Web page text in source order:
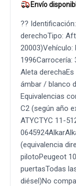
Envío
??
derechoTipo:
20003)Vehículo:
Aleta
ámbar / blanco
Equivalencias
C2 (según año
ATYCTYC 11-
(equivalencia
pilotoPeugeot
puertasTodas
diésel)No